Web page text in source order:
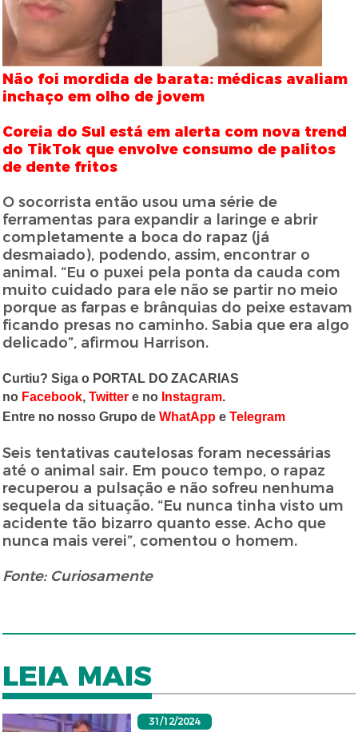
Não foi mordida de barata: médicas avaliam
inchaço em olho de jovem
Coreia do Sul está em alerta com nova trend
do TikTok que envolve consumo de palitos
de dente fritos
O socorrista então usou uma série de
ferramentas para expandir a laringe e abrir
completamente a boca do rapaz (já
desmaiado), podendo, assim, encontrar o
animal. “Eu o puxei pela ponta da cauda com
muito cuidado para ele não se partir no meio
porque as farpas e brânquias do peixe estavam
ficando presas no caminho. Sabia que era algo
delicado”, afirmou Harrison.
Curtiu? Siga o PORTAL DO ZACARIAS
no Facebook,Twitter e no Instagram.
Entre no nosso Grupo deWhatApp eTelegram
Seis tentativas cautelosas foram necessárias
até o animal sair. Em pouco tempo, o rapaz
recuperou a pulsação e não sofreu nenhuma
sequela da situação. “Eu nunca tinha visto um
acidente tão bizarro quanto esse. Acho que
nunca mais verei”, comentou o homem.
Fonte: Curiosamente
LEIA MAIS
31/12/2024